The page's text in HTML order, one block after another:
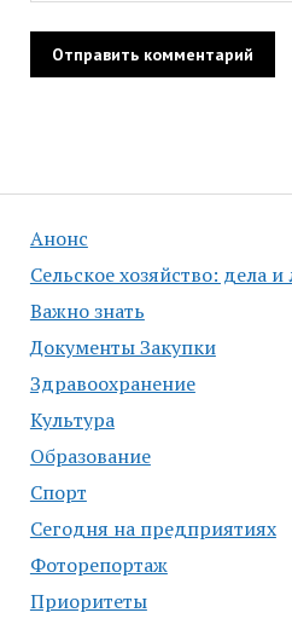
Анонс
Сельское хозяйство: дела
Важно знать
Документы Закупки
Здравоохранение
Культура
Образование
Спорт
Сегодня на предприятиях
Фоторепортаж
Приоритеты